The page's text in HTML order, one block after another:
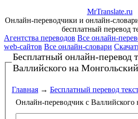
MrTranslate.ru
Онлайн-переводчики и онлайн-
бесплатный перевод
Агентства переводов Все онлайн-
web-сайтов Все онлайн-словари
Бесплатный онлайн-перевод
Валлийского на Монгольский
Главная → Бесплатный перевод
Онлайн-переводчик с Валлийского